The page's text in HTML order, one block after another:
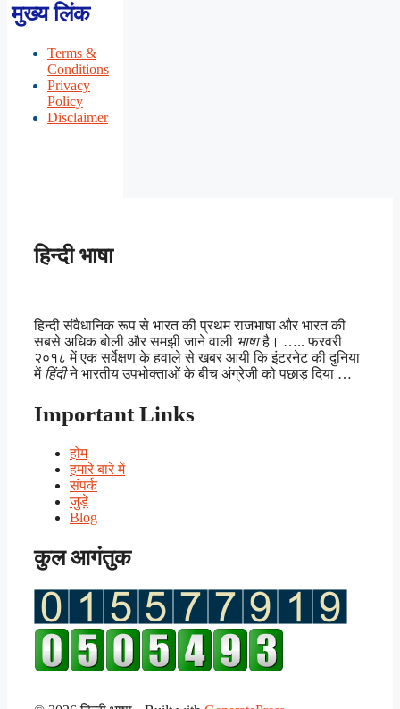
मुख्य लिंक
Terms &
Conditions
Privacy
Policy
Disclaimer
हिन्दी भाषा
हिन्दी संवैधानिक रूप से भारत की प्रथम राजभाषा और भारत की
सबसे अधिक बोली और समझी जाने वाली भाषाहै। ….. फरवरी
२०१८ में एक सर्वेक्षण के हवाले से खबर आयी कि इंटरनेट की दुनिया
में हिंदीने भारतीय उपभोक्ताओं के बीच अंग्रेजी को पछाड़ दिया …
Important Links
होम
हमारे बारे में
संपर्क
जुड़े
Blog
कुल आगंतुक